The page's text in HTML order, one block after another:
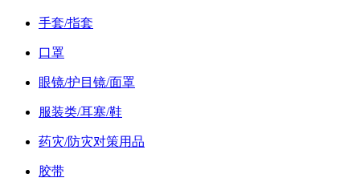
手套/指套
口罩
眼镜/护目镜/面罩
服装类/耳塞/鞋
药灾/防灾对策用品
胶带